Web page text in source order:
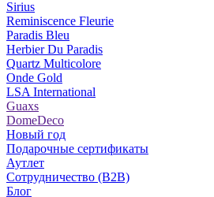
Sirius
Reminiscence Fleurie
Paradis Bleu
Herbier Du Paradis
Quartz Multicolore
Onde Gold
LSA International
Guaxs
DomeDeco
Новый год
Подарочные сертификаты
Аутлет
Сотрудничество (B2B)
Блог